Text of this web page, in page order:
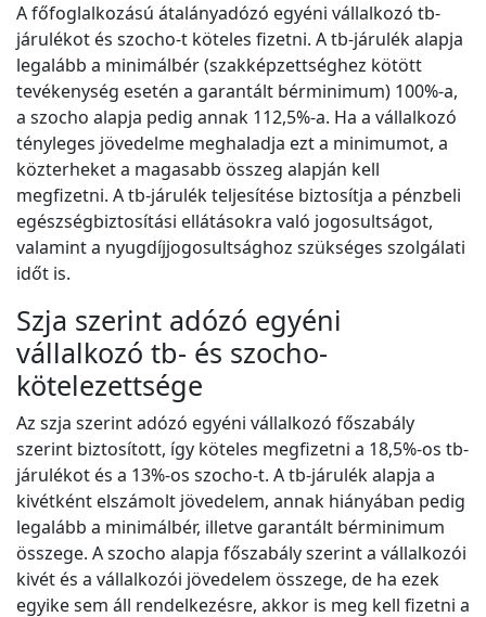
A főfoglalkozású átalányadózó egyéni vállalkozó tb-
járulékot és szocho-t köteles fizetni. A tb-járulék alapja
legalább a minimálbér (szakképzettséghez kötött
tevékenység esetén a garantált bérminimum) 100%-a,
a szocho alapja pedig annak 112,5%-a. Ha a vállalkozó
tényleges jövedelme meghaladja ezt a minimumot, a
közterheket a magasabb összeg alapján kell
megfizetni. A tb-járulék teljesítése biztosítja a pénzbeli
egészségbiztosítási ellátásokra való jogosultságot,
valamint a nyugdíjjogosultsághoz szükséges szolgálati
időt is.
Szja szerint adózó egyéni
vállalkozó tb- és szocho-
kötelezettsége
Az szja szerint adózó egyéni vállalkozó főszabály
szerint biztosított, így köteles megfizetni a 18,5%-os tb-
járulékot és a 13%-os szocho-t. A tb-járulék alapja a
kivétként elszámolt jövedelem, annak hiányában pedig
legalább a minimálbér, illetve garantált bérminimum
összege. A szocho alapja főszabály szerint a vállalkozói
kivét és a vállalkozói jövedelem összege, de ha ezek
egyike sem áll rendelkezésre, akkor is meg kell fizetni a